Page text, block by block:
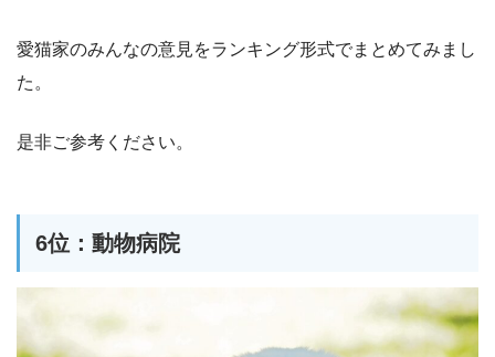
愛猫家のみんなの意見をランキング形式でまとめてみまし
た。
是非ご参考ください。
6位：動物病院